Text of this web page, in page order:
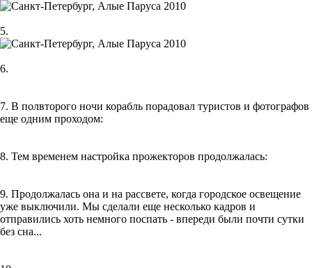
5.
6.
7. В полвторого ночи корабль порадовал туристов и фотографов
еще одним проходом:
8. Тем временем настройка прожекторов продолжалась:
9. Продолжалась она и на рассвете, когда городское освещение
уже выключили. Мы сделали еще несколько кадров и
отправились хоть немного поспать - впереди были почти сутки
без сна...